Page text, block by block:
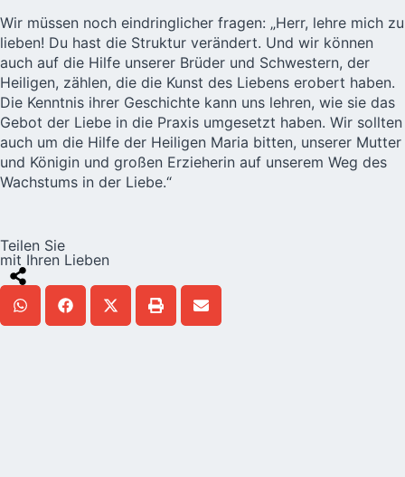
Wir müssen noch eindringlicher fragen: „Herr, lehre mich zu
lieben! Du hast die Struktur verändert. Und wir können
auch auf die Hilfe unserer Brüder und Schwestern, der
Heiligen, zählen, die die Kunst des Liebens erobert haben.
Die Kenntnis ihrer Geschichte kann uns lehren, wie sie das
Gebot der Liebe in die Praxis umgesetzt haben. Wir sollten
auch um die Hilfe der Heiligen Maria bitten, unserer Mutter
und Königin und großen Erzieherin auf unserem Weg des
Wachstums in der Liebe.“
Teilen Sie
mit Ihren Lieben